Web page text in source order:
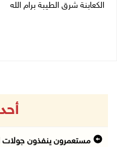
الكعابنة شرق الطيبة برام الله
مستعمرون ينفذون جولات